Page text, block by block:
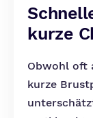
kurze
Obwohl oft
kurze